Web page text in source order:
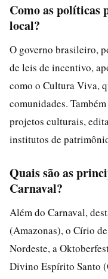
Como as políticas
local?
O governo brasileiro,
de leis de incentivo,
como o Cultura Viva,
comunidades.
projetos culturais,
institutos de
Quais são as
Carnaval?
Além do Carnaval,
(Amazonas), o Círio
Nordeste, a
Divino Espírito Santo